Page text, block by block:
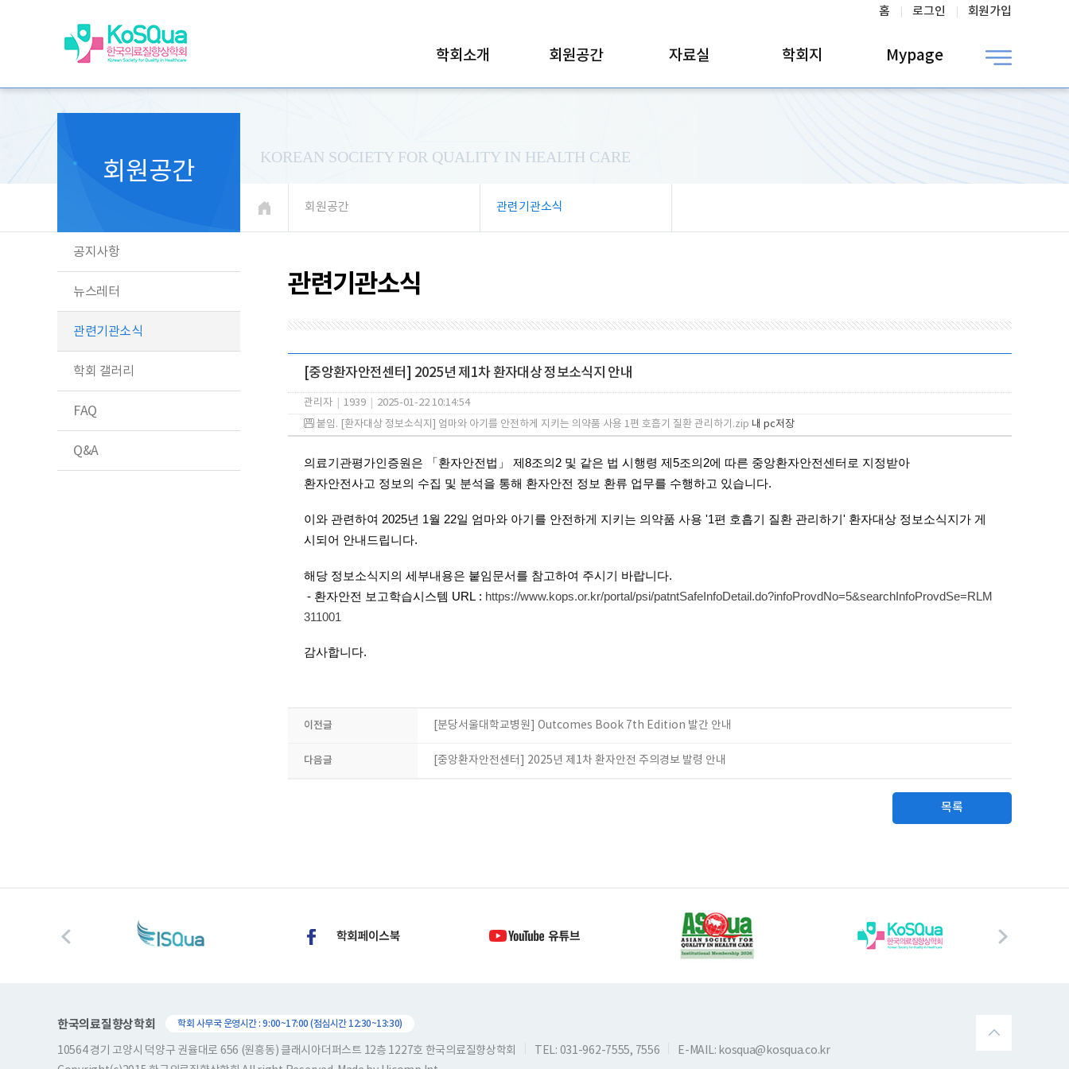
홈 로그인 회원가입
학회소개 회원공간 자료실 학회지 Mypage
KOREAN SOCIETY FOR QUALITY IN HEALTH CARE
회원공간 관련기관소식
회원공간
공지사항
뉴스레터
관련기관소식
학회 갤러리
FAQ
Q&A
관련기관소식
[중앙환자안전센터] 2025년 제1차 환자대상 정보소식지 안내
관리자 1939
2025-01-22 10:14:54
붙임. [환자대상 정보소식지] 엄마와 아기를 안전하게 지키는 의약품 사용 1편 호흡기 질환 관리하기.zip 내 pc저장
의료기관평가인증원은 「환자안전법」 제8조의2 및 같은 법 시행령 제5조의2에 따른 중앙환자안전센터로 지정받아
환자안전사고 정보의 수집 및 분석을 통해 환자안전 정보 환류 업무를 수행하고 있습니다.
이와 관련하여 2025년 1월 22일 엄마와 아기를 안전하게 지키는 의약품 사용 '1편 호흡기 질환 관리하기' 환자대상 정보소식지가 게
시되어 안내드립니다.
해당 정보소식지의 세부내용은 붙임문서를 참고하여 주시기 바랍니다.
- 환자안전 보고학습시스템 URL : https://www.kops.or.kr/portal/psi/patntSafeInfoDetail.do?infoProvdNo=5&searchInfoProvdSe=RLM
311001
감사합니다.
이전글 [분당서울대학교병원] Outcomes Book 7th Edition 발간 안내
다음글 [중앙환자안전센터] 2025년 제1차 환자안전 주의경보 발령 안내
목록
한국의료질향상학회 학회 사무국 운영시간 : 9:00~17:00 (점심시간 12:30~13:30)
10564 경기 고양시 덕양구 권율대로 656 (원흥동) 클래시아더퍼스트 12층 1227호 한국의료질향상학회 TEL: 031-962-7555, 7556
E-MAIL: kosqua@kosqua.co.kr